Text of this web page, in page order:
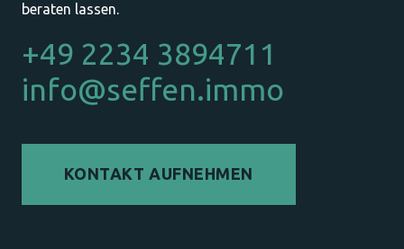
beraten lassen.
+49 2234 3894711
info@seffen.immo
KONTAKT AUFNEHMEN